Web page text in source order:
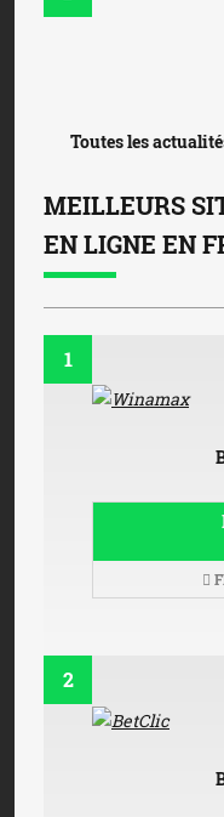
Toutes les
MEILLEURS
EN LIGNE EN
1
2